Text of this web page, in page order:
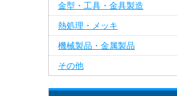
金型・工具・金具製造
熱処理・メッキ
機械製品・金属製品
その他